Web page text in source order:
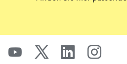
SrOnlyServicemenü
youtube x linkedin instagram